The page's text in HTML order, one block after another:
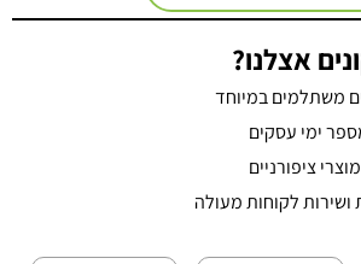
אצלנו?
משתלמים במיוחד
ימי עסקים
ציפורניים
ושירות לקוחות מעולה